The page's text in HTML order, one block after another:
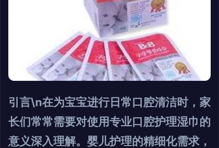
引言\n在为宝宝进行日常口腔清洁时，家
长们常常需要对使用专业口腔护理湿巾的
意义深入理解。婴儿护理的精细化需求，